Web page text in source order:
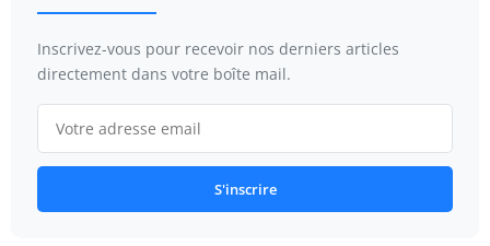
Inscrivez-vous pour recevoir nos derniers articles
directement dans votre boîte mail.
S'inscrire